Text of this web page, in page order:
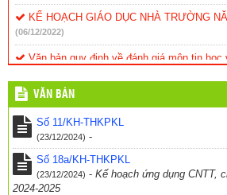
KẾ HOẠCH GIÁO DỤC NHÀ TRƯỜNG
(06/12/2022)
Văn bản quy định về đánh giá môn tin học
Kế hoạch hoạt động dạy và học năm 2017
Thông báo – Nhiệm vụ trong năm học mới
VĂN BẢN
Số 11/KH-THKPKL
(23/12/2024) -
Số 18a/KH-THKPKL
(23/12/2024) - Kế hoạch ứng dụng CNTT,
2024-2025